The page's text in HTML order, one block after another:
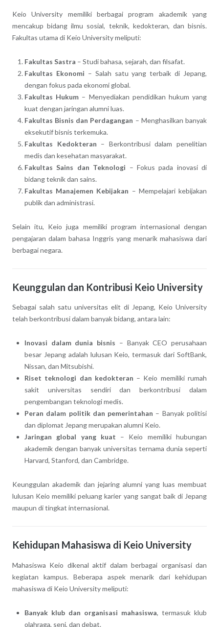
Keio University memiliki berbagai program akademik yang
mencakup bidang ilmu sosial, teknik, kedokteran, dan bisnis.
Fakultas utama di Keio University meliputi:
Fakultas Sastra – Studi bahasa, sejarah, dan filsafat.
Fakultas Ekonomi – Salah satu yang terbaik di Jepang,
dengan fokus pada ekonomi global.
Fakultas Hukum – Menyediakan pendidikan hukum yang
kuat dengan jaringan alumni luas.
Fakultas Bisnis dan Perdagangan – Menghasilkan banyak
eksekutif bisnis terkemuka.
Fakultas Kedokteran – Berkontribusi dalam penelitian
medis dan kesehatan masyarakat.
Fakultas Sains dan Teknologi – Fokus pada inovasi di
bidang teknik dan sains.
Fakultas Manajemen Kebijakan – Mempelajari kebijakan
publik dan administrasi.
Selain itu, Keio juga memiliki program internasional dengan
pengajaran dalam bahasa Inggris yang menarik mahasiswa dari
berbagai negara.
Keunggulan dan Kontribusi Keio University
Sebagai salah satu universitas elit di Jepang, Keio University
telah berkontribusi dalam banyak bidang, antara lain:
Inovasi dalam dunia bisnis – Banyak CEO perusahaan
besar Jepang adalah lulusan Keio, termasuk dari SoftBank,
Nissan, dan Mitsubishi.
Riset teknologi dan kedokteran – Keio memiliki rumah
sakit universitas sendiri dan berkontribusi dalam
pengembangan teknologi medis.
Peran dalam politik dan pemerintahan – Banyak politisi
dan diplomat Jepang merupakan alumni Keio.
Jaringan global yang kuat – Keio memiliki hubungan
akademik dengan banyak universitas ternama dunia seperti
Harvard, Stanford, dan Cambridge.
Keunggulan akademik dan jejaring alumni yang luas membuat
lulusan Keio memiliki peluang karier yang sangat baik di Jepang
maupun di tingkat internasional.
Kehidupan Mahasiswa di Keio University
Mahasiswa Keio dikenal aktif dalam berbagai organisasi dan
kegiatan kampus. Beberapa aspek menarik dari kehidupan
mahasiswa di Keio University meliputi:
Banyak klub dan organisasi mahasiswa, termasuk klub
olahraga, seni, dan debat.